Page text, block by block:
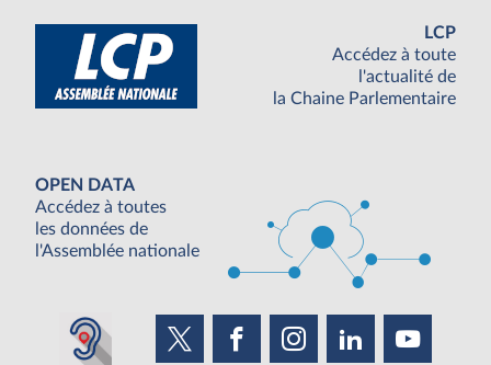
LCP
Accédez à toute
l'actualité de
la Chaine Parlementaire
OPEN DATA
Accédez à toutes
les données de
l'Assemblée nationale